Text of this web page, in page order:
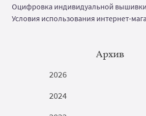
Оцифровка индивидуальной вышивки
Условия использования интернет-
Архив
2026
2024